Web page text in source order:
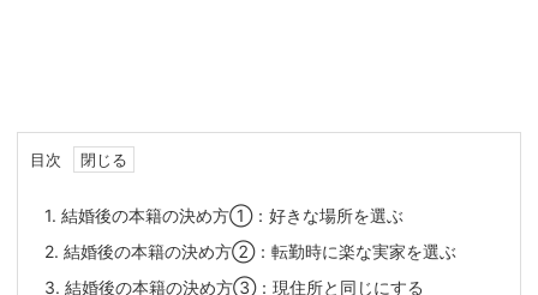
目次
1. 結婚後の本籍の決め方①：好きな場所を選ぶ
2. 結婚後の本籍の決め方②：転勤時に楽な実家を選ぶ
3. 結婚後の本籍の決め方③：現住所と同じにする